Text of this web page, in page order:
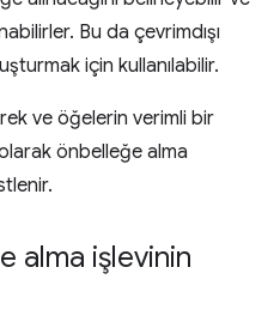
Bu da çevrimdışı
için kullanılabilir.
ve öğelerin verimli bir
önbelleğe alma
alma işlevinin